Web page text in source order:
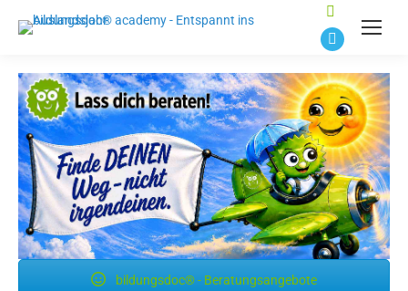
Suchen:
E-
Mail
Seite
wird
in
einem
neuen
Fenster
geöffnet
bildungsdoc® - Beratungsangebote